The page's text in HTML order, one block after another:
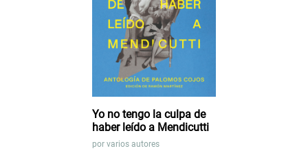
Yo no tengo la culpa de
haber leído a Mendicutti
por varios autores